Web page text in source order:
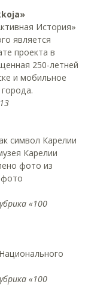
История»
является
проекта в
250-летней
и мобильное
символ Карелии
Карелии
фото из
«100
«100